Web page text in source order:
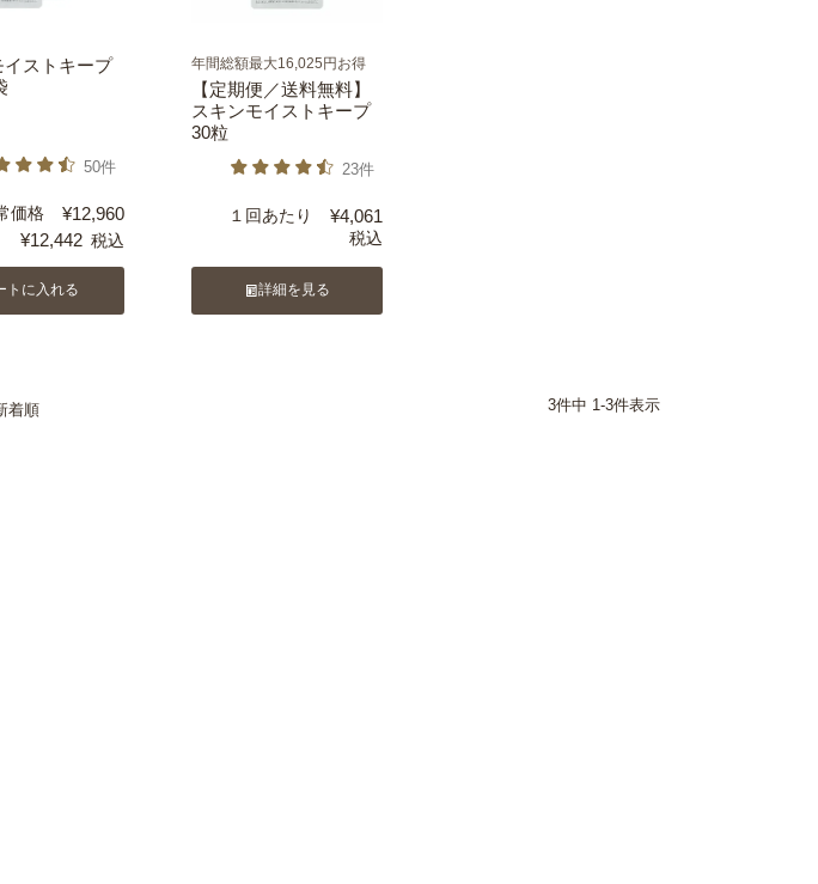
イストキープ
50件
価格 ¥12,960
¥12,442 税込
トに入れる
年間総額最大16,025円お得
【定期便／送料無料】
スキンモイストキープ
30粒
23件
１回あたり ¥4,061
税込
詳細を見る
着順 3件中 1-3件表示